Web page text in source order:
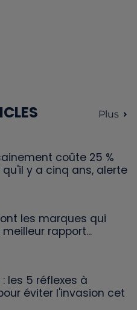
Plus
coûte 25 %
qu'il y a cinq ans, alerte
les marques qui
rapport...
les 5 réflexes à
éviter l'invasion cet